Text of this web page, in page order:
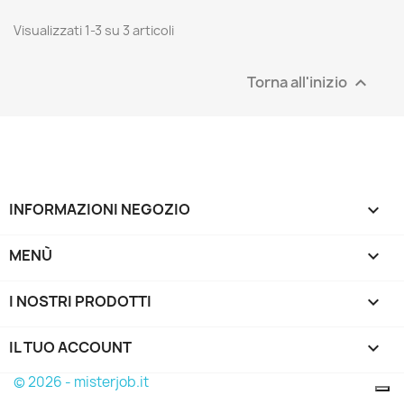
Visualizzati 1-3 su 3 articoli
Torna all'inizio 
INFORMAZIONI NEGOZIO keyboard_arrow_down
MENÙ 
I NOSTRI PRODOTTI 
IL TUO ACCOUNT 
© 2026 - misterjob.it